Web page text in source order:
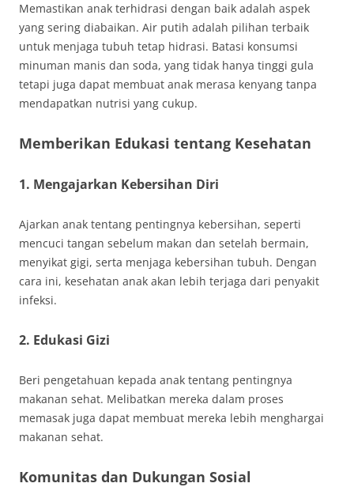
Memastikan anak terhidrasi dengan baik adalah aspek
yang sering diabaikan. Air putih adalah pilihan terbaik
untuk menjaga tubuh tetap hidrasi. Batasi konsumsi
minuman manis dan soda, yang tidak hanya tinggi gula
tetapi juga dapat membuat anak merasa kenyang tanpa
mendapatkan nutrisi yang cukup.
Memberikan Edukasi tentang Kesehatan
1. Mengajarkan Kebersihan Diri
Ajarkan anak tentang pentingnya kebersihan, seperti
mencuci tangan sebelum makan dan setelah bermain,
menyikat gigi, serta menjaga kebersihan tubuh. Dengan
cara ini, kesehatan anak akan lebih terjaga dari penyakit
infeksi.
2. Edukasi Gizi
Beri pengetahuan kepada anak tentang pentingnya
makanan sehat. Melibatkan mereka dalam proses
memasak juga dapat membuat mereka lebih menghargai
makanan sehat.
Komunitas dan Dukungan Sosial